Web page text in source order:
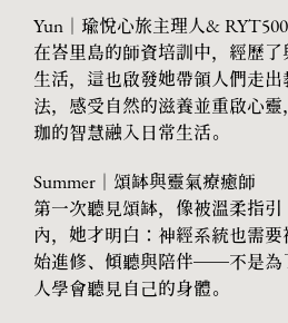
Yun ｜瑜悅心旅主理人&
在峇里島的師資培訓中，經歷
生活，這也啟發她帶領人們走
法，感受自然的滋養並重啟心
珈的智慧融入日常生活。
Summer ｜頌缽與靈氣療癒師
第一次聽見頌缽，像被溫柔指
內，她才明白：神經系統也需
始進修、傾聽與陪伴——不是為
人學會聽見自己的身體。